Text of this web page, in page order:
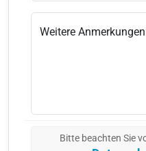
Weitere
Bitte beachten Sie